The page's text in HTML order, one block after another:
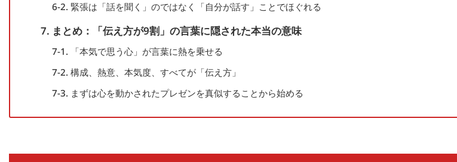
6-2. 緊張は「話を聞く」のではなく「自分が話す」ことでほぐれる
7. まとめ：「伝え方が9割」の言葉に隠された本当の意味
7-1. 「本気で思う心」が言葉に熱を乗せる
7-2. 構成、熱意、本気度、すべてが「伝え方」
7-3. まずは心を動かされたプレゼンを真似することから始める